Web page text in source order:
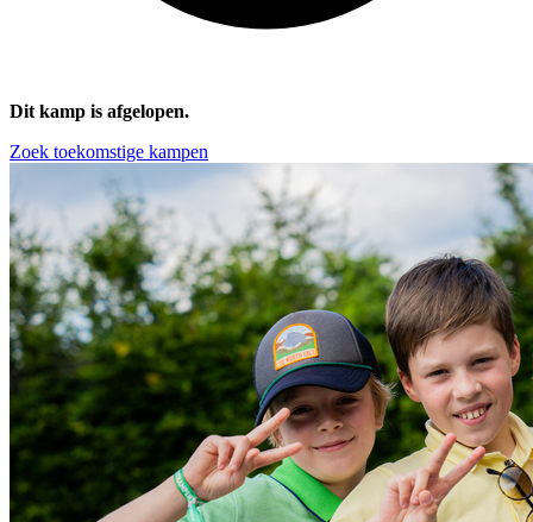
Dit kamp is afgelopen.
Zoek toekomstige kampen